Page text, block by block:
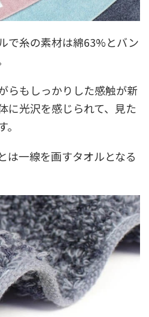
で糸の素材は綿63%とバン
らもしっかりした感触が新
に光沢を感じられて、見た
は一線を画すタオルとなる